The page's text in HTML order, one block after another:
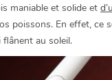
maniable et solide et
poissons. En effet, ce
au soleil.